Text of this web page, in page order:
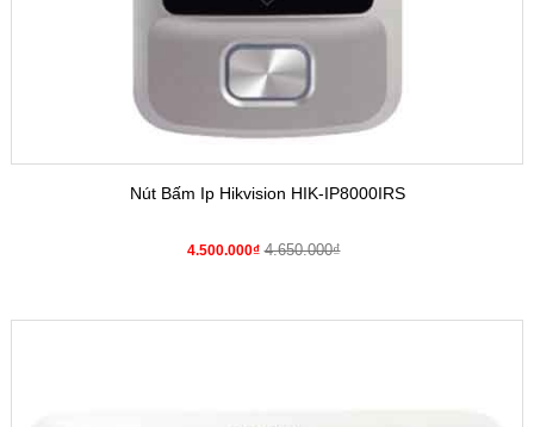
Nút Bấm Ip Hikvision HIK-IP8000IRS
4.500.000₫ 4.650.000₫